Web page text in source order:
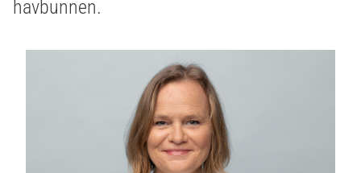
havbunnen.